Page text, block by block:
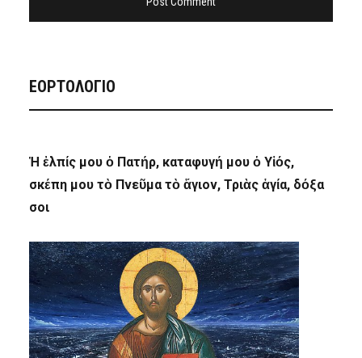
ΕΟΡΤΟΛΟΓΙΟ
Ἡ ἐλπίς μου ὁ Πατήρ, καταφυγή μου ὁ Υἱός,
σκέπη μου τὸ Πνεῦμα τὸ ἅγιον, Τριὰς ἁγία, δόξα
σοι